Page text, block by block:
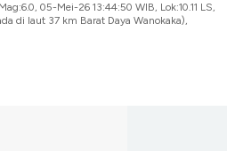
05-Mei-26 13:44:50 WIB, Lok:10.11 LS,
di laut 37 km Barat Daya Wanokaka),